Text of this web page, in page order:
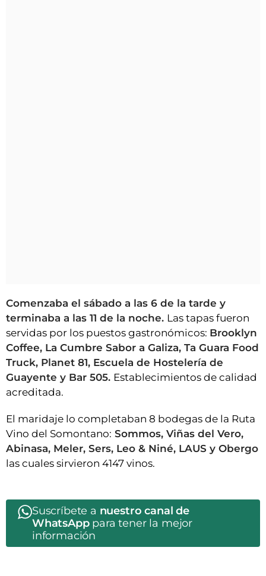
Comenzaba el sábado a las 6 de la tarde y
terminaba a las 11 de la noche. Las tapas fueron
servidas por los puestos gastronómicos: Brooklyn
Coffee, La Cumbre Sabor a Galiza, Ta Guara Food
Truck, Planet 81, Escuela de Hostelería de
Guayente y Bar 505. Establecimientos de calidad
acreditada.
El maridaje lo completaban 8 bodegas de la Ruta
Vino del Somontano: Sommos, Viñas del Vero,
Abinasa, Meler, Sers, Leo & Niné, LAUS y Obergo
las cuales sirvieron 4147 vinos.
Suscríbete a nuestro canal de
WhatsApppara tener la mejor
información